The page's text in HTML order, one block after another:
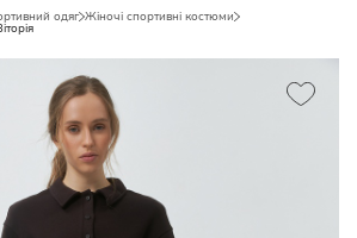
одяг Жіночі спортивні костюми